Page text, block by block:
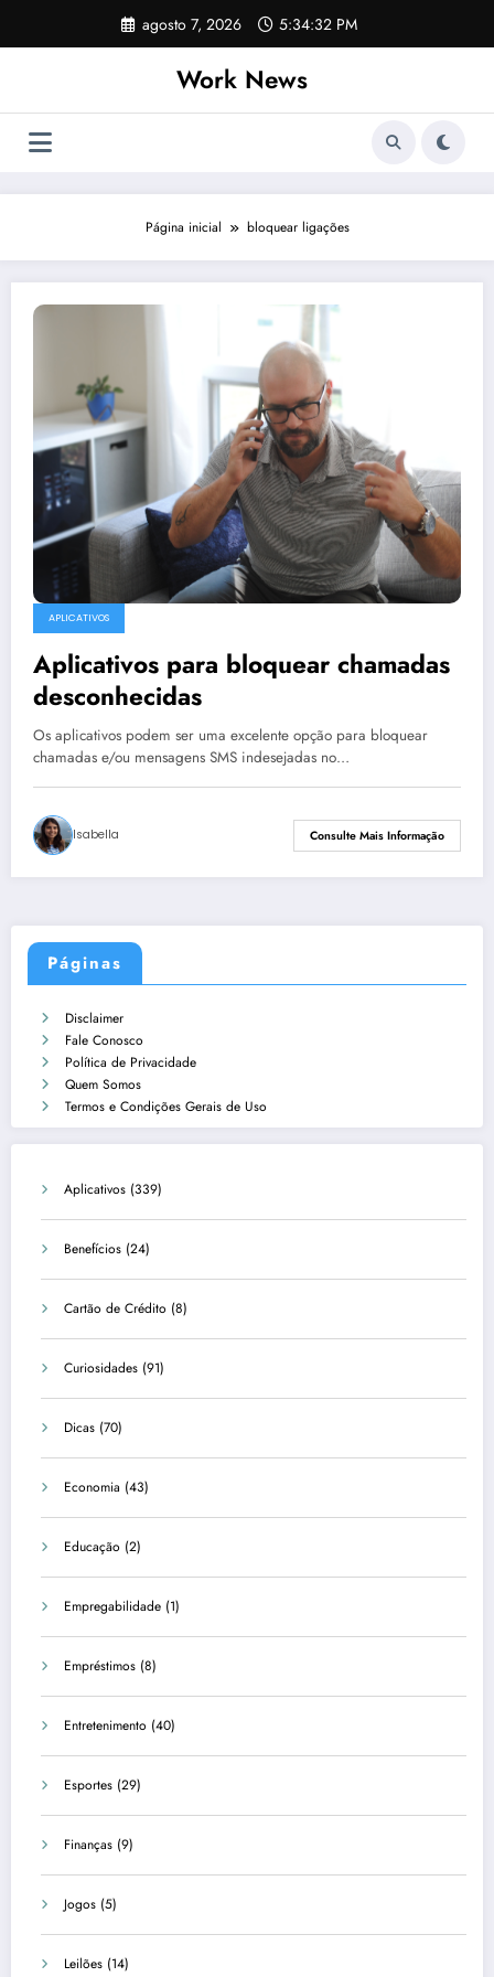
o
agosto 7, 2026 5:34:32 PM
Work News
Página inicial bloquear ligações
APLICATIVOS
Aplicativos para bloquear chamadas
desconhecidas
Os aplicativos podem ser uma excelente opção para bloquear
chamadas e/ou mensagens SMS indesejadas no…
Isabella Consulte Mais Informação
Páginas
Disclaimer
Fale Conosco
Política de Privacidade
Quem Somos
Termos e Condições Gerais de Uso
Aplicativos (339)
Benefícios (24)
Cartão de Crédito (8)
Curiosidades (91)
Dicas (70)
Economia (43)
Educação (2)
Empregabilidade (1)
Empréstimos (8)
Entretenimento (40)
Esportes (29)
Finanças (9)
Jogos (5)
Leilões (14)